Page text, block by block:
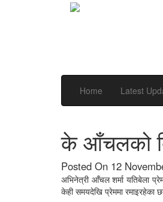
Home Latest
के आँचलको
Posted On 12
अभिनेत्री आँचल शर्मा यतिबेला
केही समयदेखि प्रेममा